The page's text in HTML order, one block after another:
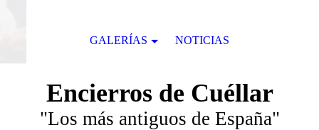
Encierros de Cuéllar
"Los más antiguos de España"
GALERÍAS NOTICIAS